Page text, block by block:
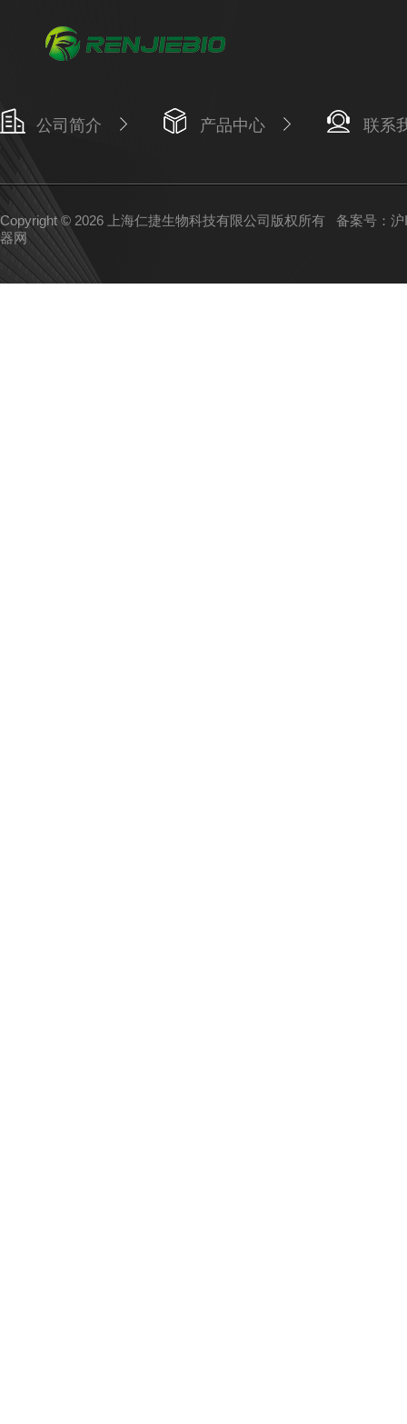
公司简介 产品中心 联系
Copyright © 2026 上海仁捷生物科技有限公司版权所有 备案号：
器网